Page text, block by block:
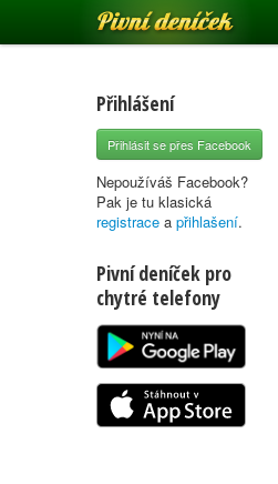
Pivní deníček
Přihlášení
Přihlásit se přes Facebook
Nepoužíváš Facebook?
Pak je tu klasická
registrace a přihlašení.
Pivní deníček pro
chytré telefony